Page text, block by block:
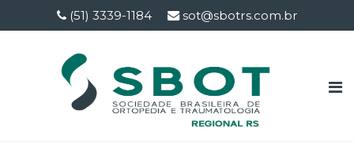
(51) 3339-1184 sot@sbotrs.com.br